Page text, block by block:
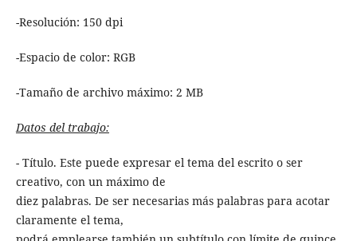
-Resolución: 150 dpi
-Espacio de color: RGB
-Tamaño de archivo máximo: 2 MB
Datos del trabajo:
- Título. Este puede expresar el tema del escrito o ser
creativo, con un máximo de
diez palabras. De ser necesarias más palabras para acotar
claramente el tema,